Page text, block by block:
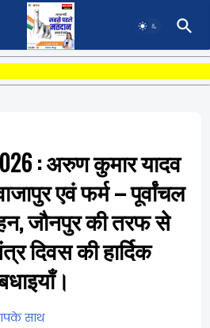
: अरुण कुमार यादव
एवं फर्म – पूर्वांचल
जौनपुर की तरफ से
दिवस की हार्दिक
साथ